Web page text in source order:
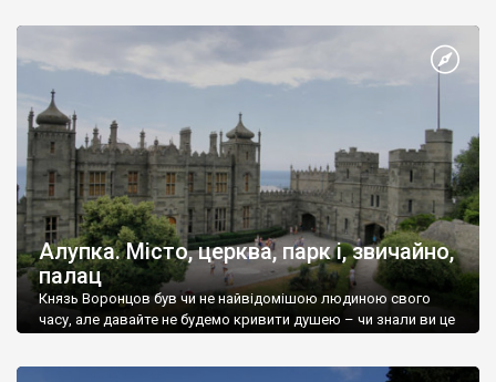
Алупка. Місто, церква, парк і, звичайно,
палац
Князь Воронцов був чи не найвідомішою людиною свого
часу, але давайте не будемо кривити душею – чи знали ви це